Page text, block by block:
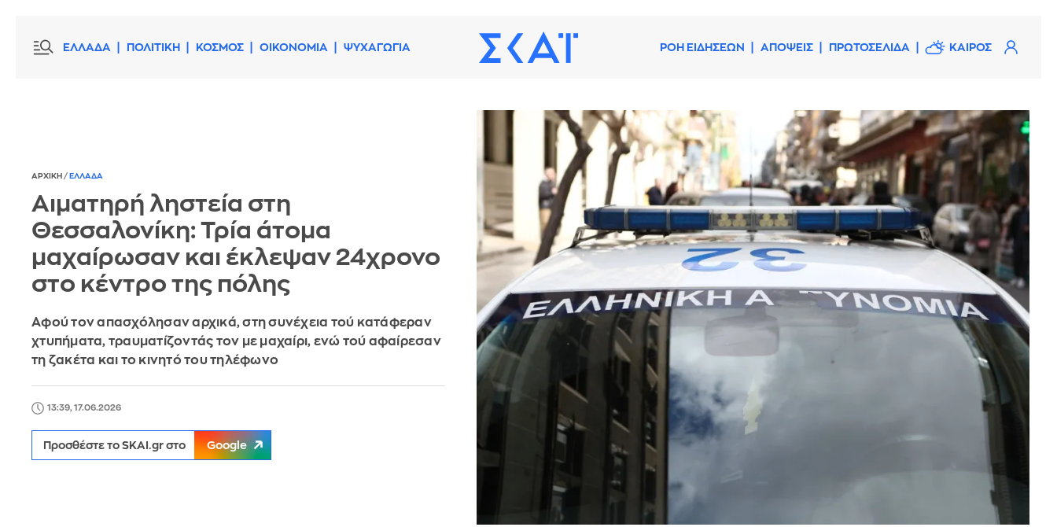
ΕΛΛΑΔΑ ΠΟΛΙΤΙΚΗ ΚΟΣΜΟΣ ΟΙΚΟΝΟΜΙΑ ΨΥΧΑΓΩΓΙΑ ΡΟΗ ΕΙΔΗΣΕΩΝ ΑΠΟΨΕΙΣ ΠΡΩΤΟΣΕΛΙΔΑ ΚΑΙΡΟΣ
ΑΡΧΙΚΗ / ΕΛΛΑΔΑ
Αιματηρή ληστεία στη
Θεσσαλονίκη: Τρία άτομα
μαχαίρωσαν και έκλεψαν 24χρονο
στο κέντρο της πόλης
Αφού τον απασχόλησαν αρχικά, στη συνέχεια τού κατάφεραν
χτυπήματα, τραυματίζοντάς τον με μαχαίρι, ενώ τού αφαίρεσαν
τη ζακέτα και το κινητό του τηλέφωνο
13:39, 17.06.2026
Προσθέστε το SKAI.gr στο Google